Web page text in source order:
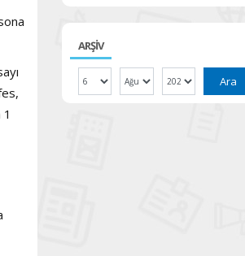
ARŞİV
Ara